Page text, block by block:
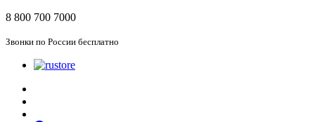
8 800 700 7000
Звонки по России бесплатно